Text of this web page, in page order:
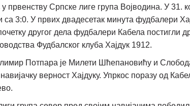
првенству Српске лиге група Војводина. У 31.
3:0. У првих двадесетак минута фудбалери
другог дела фудбалери Кабела постигли
Фудбалског клуба Хајдук 1912.
Потпара је Милети Шћепановићу и
верност Хајдуку. Упркос поразу од